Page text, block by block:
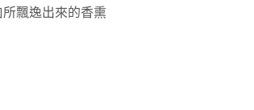
飄逸出來的香熏